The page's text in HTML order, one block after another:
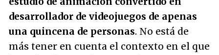
desarrollador de videojuegos de apenas
una quincena de personas. No está de
más tener en cuenta el contexto en el que